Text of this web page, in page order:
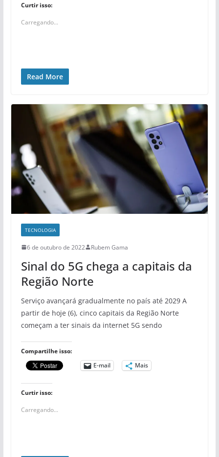
Curtir isso:
Carregando...
Read More
TECNOLOGIA
6 de outubro de 2022 Rubem Gama
Sinal do 5G chega a capitais da
Região Norte
Serviço avançará gradualmente no país até 2029 A
partir de hoje (6), cinco capitais da Região Norte
começam a ter sinais da internet 5G sendo
Compartilhe isso:
E-mail
Mais
Curtir isso:
Carregando...